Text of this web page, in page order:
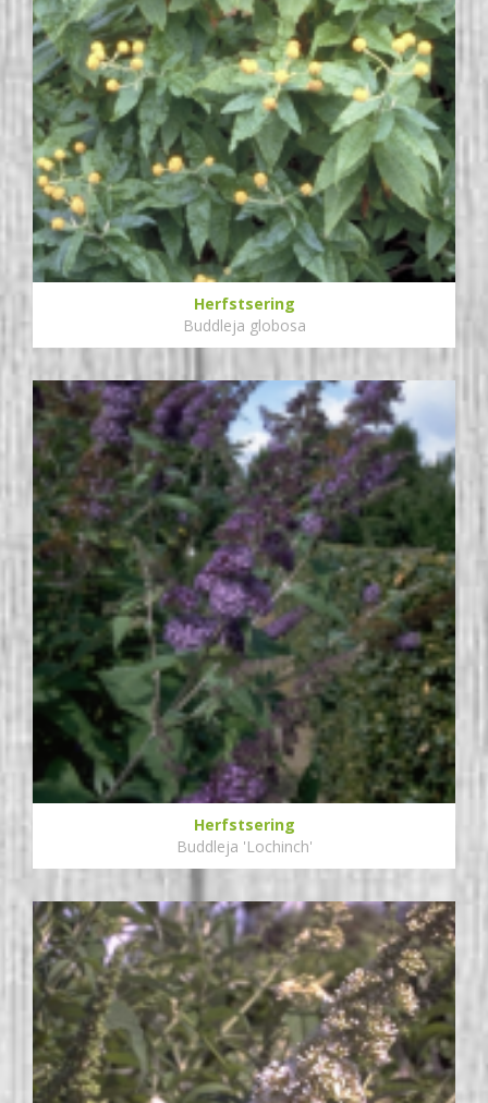
Herfstsering
Buddleja globosa
Herfstsering
Buddleja 'Lochinch'